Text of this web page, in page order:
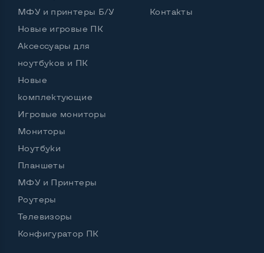
Возможности видеокарты:
Тип видеокарты
Видеопроцессор ноутбука
Размер видеопамяти, Гб
Удобство пользования:
Материал корпуса
Подсветка клавиатуры
Русские и украинские буквы на клавиатуре
МФУ и принтеры Б/У
Новые игровые ПК
Аксессуары для
ноутбуков и ПК
Новые
комплектующие
Игровые мониторы
Мониторы
Ноутбуки
Планшеты
МФУ и Принтеры
Роутеры
Телевизоры
Конфигуратор ПК
Контакты